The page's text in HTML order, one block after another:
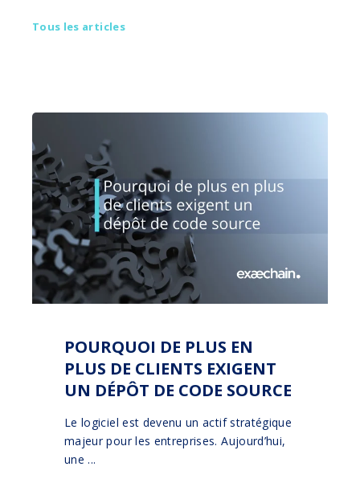
Tous les articles
POURQUOI DE PLUS EN
PLUS DE CLIENTS EXIGENT
UN DÉPÔT DE CODE SOURCE
Le logiciel est devenu un actif stratégique
majeur pour les entreprises. Aujourd’hui,
une ...